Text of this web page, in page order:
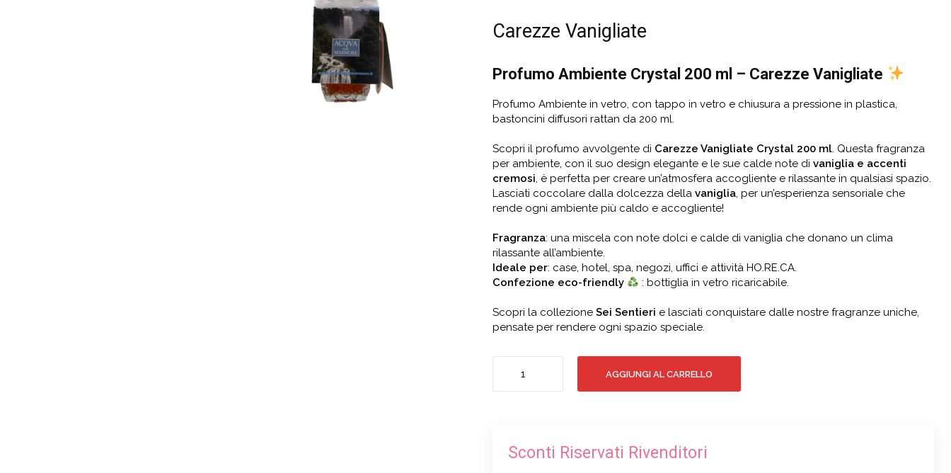
Carezze Vanigliate
Profumo Ambiente Crystal 200 ml – Carezze Vanigliate
Profumo Ambiente in vetro, con tappo in vetro e chiusura a pressione in plastica,
bastoncini diffusori rattan da 200 ml.
Scopri il profumo avvolgente di Carezze Vanigliate Crystal 200 ml. Questa fragranza
per ambiente, con il suo design elegante e le sue calde note di vaniglia e accenti
cremosi, è perfetta per creare un’atmosfera accogliente e rilassante in qualsiasi spazio.
Lasciati coccolare dalla dolcezza della vaniglia, per un’esperienza sensoriale che
rende ogni ambiente più caldo e accogliente!
Fragranza: una miscela con note dolci e calde di vaniglia che donano un clima
rilassante all’ambiente.
Ideale per: case, hotel, spa, negozi, uffici e attività HO.RE.CA.
Confezione eco-friendly
: bottiglia in vetro ricaricabile.
Scopri la collezione Sei Sentieri e lasciati conquistare dalle nostre fragranze uniche,
pensate per rendere ogni spazio speciale.
VANIGLIATE
AGGIUNGI AL CARRELLO
Sconti Riservati Rivenditori